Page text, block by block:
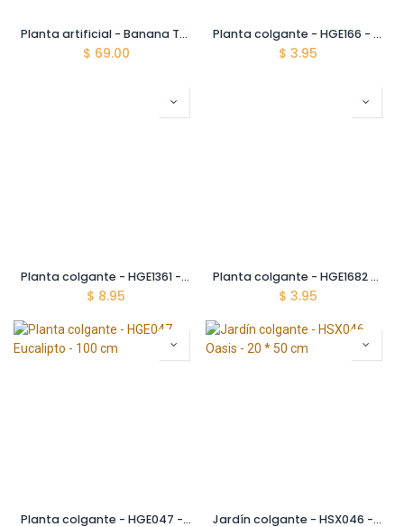
Planta artificial - Banana Tree - TPT00287 - 160 cm de alto
$ 69.00
Planta colgante - HGE166 - Cascada de Helecho - 75 cm
$ 3.95
Planta colgante - HGE1361 - Monstera Tropical - 50 cm
$ 8.95
Planta colgante - HGE1682 - Encanto Primaveral - 100 cm
$ 3.95
Planta colgante - HGE047 - Eucalipto - 100 cm Jardín colgante - HSX046 - Oasis - 20 * 50 cm